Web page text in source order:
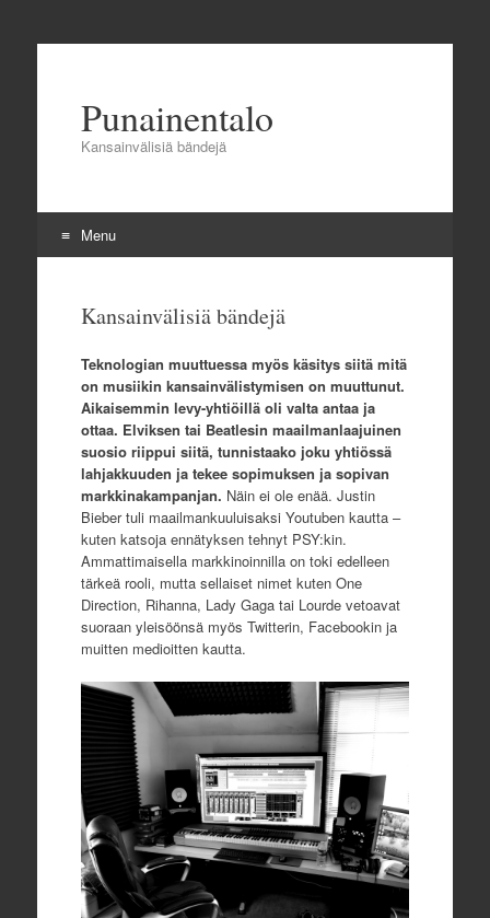
Punainentalo
Kansainvälisiä bändejä
Menu
Kansainvälisiä bändejä
Teknologian muuttuessa myös käsitys siitä mitä
on musiikin kansainvälistymisen on muuttunut.
Aikaisemmin levy-yhtiöillä oli valta antaa ja
ottaa. Elviksen tai Beatlesin maailmanlaajuinen
suosio riippui siitä, tunnistaako joku yhtiössä
lahjakkuuden ja tekee sopimuksen ja sopivan
markkinakampanjan. Näin ei ole enää. Justin
Bieber tuli maailmankuuluisaksi Youtuben kautta –
kuten katsoja ennätyksen tehnyt PSY:kin.
Ammattimaisella markkinoinnilla on toki edelleen
tärkeä rooli, mutta sellaiset nimet kuten One
Direction, Rihanna, Lady Gaga tai Lourde vetoavat
suoraan yleisöönsä myös Twitterin, Facebookin ja
muitten medioitten kautta.